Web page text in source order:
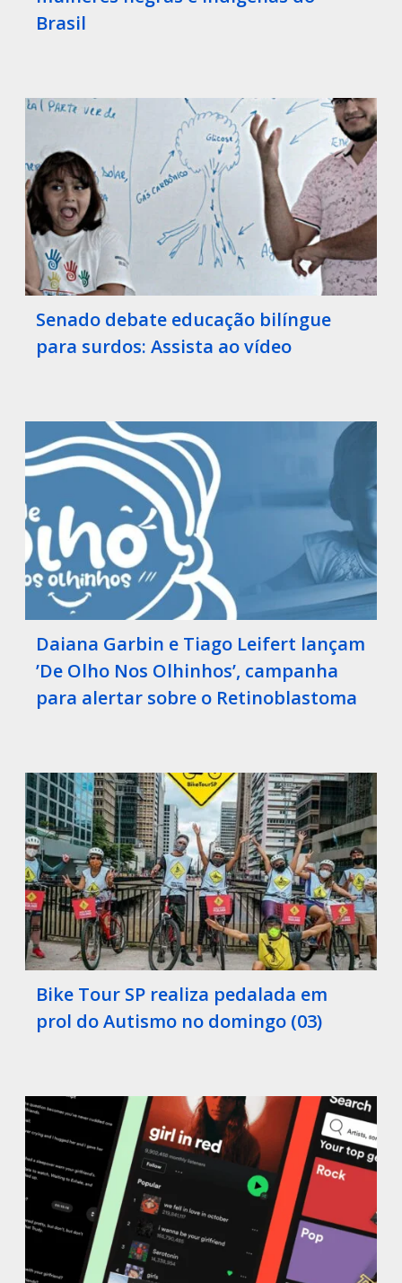
Brasil
Senado debate educação bilíngue
para surdos: Assista ao vídeo
Daiana Garbin e Tiago Leifert lançam
’De Olho Nos Olhinhos’, campanha
para alertar sobre o Retinoblastoma
Bike Tour SP realiza pedalada em
prol do Autismo no domingo (03)